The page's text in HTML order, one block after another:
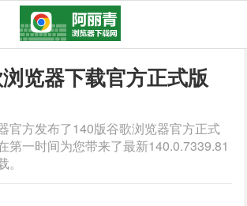
览器下载官方正式版
官方发布了140版谷歌浏览器官方正式
第一时间为您带来了最新140.0.7339.81